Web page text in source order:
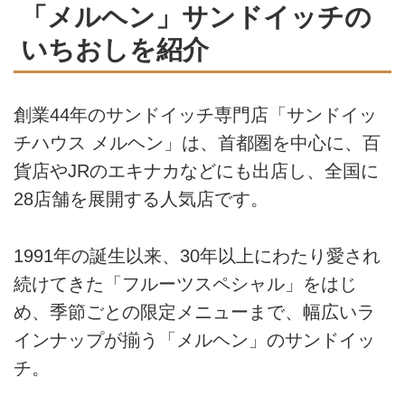
「メルヘン」サンドイッチの
いちおしを紹介
創業44年のサンドイッチ専門店「サンドイッ
チハウス メルヘン」は、首都圏を中心に、百
貨店やJRのエキナカなどにも出店し、全国に
28店舗を展開する人気店です。
1991年の誕生以来、30年以上にわたり愛され
続けてきた「フルーツスペシャル」をはじ
め、季節ごとの限定メニューまで、幅広いラ
インナップが揃う「メルヘン」のサンドイッ
チ。